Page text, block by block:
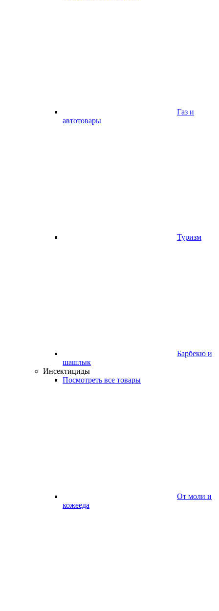
Газ и
автотовары
Туризм
Барбекю и
шашлык
Инсектициды
Посмотреть все товары
От моли и
кожееда